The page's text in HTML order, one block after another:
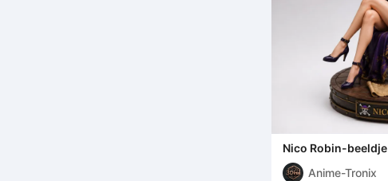
Nico Robin-beeldje
Anime-Tronix